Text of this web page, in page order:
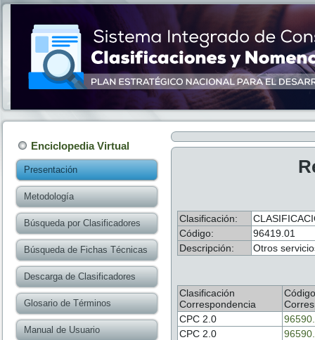
Enciclopedia Virtual
Presentación
Metodología
Búsqueda por Clasificadores
Búsqueda de Fichas Técnicas
Descarga de Clasificadores
Glosario de Términos
Manual de Usuario
Clasificación:
Código:
96419.01
Descripción:
Otros
Clasificación
Correspondencia
Código
CPC 2.0
CPC 2.0